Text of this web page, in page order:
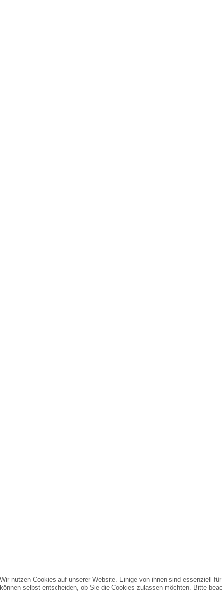
Wir nutzen Cookies auf unserer Website. Einige von ihnen sind essenziell
können selbst entscheiden, ob Sie die Cookies zulassen möchten. Bitte